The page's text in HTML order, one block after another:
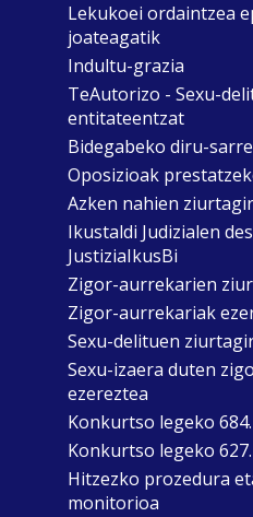
Lekukoei ordaintzea
joateagatik
Indultu-grazia
TeAutorizo - Sexu-
entitateentzat
Bidegabeko diru-
Oposizioak
Azken nahien
Ikustaldi Judizialen
JustiziaIkusBi
Zigor-aurrekarien
Zigor-aurrekariak
Sexu-delituen
Sexu-izaera duten
ezereztea
Konkurtso legeko
Konkurtso legeko
Hitzezko prozedura
monitorioa